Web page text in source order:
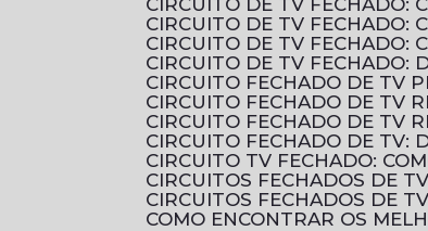
CIRCUITO DE TV FECHADO:
CIRCUITO DE TV FECHADO:
CIRCUITO DE TV FECHADO:
CIRCUITO DE TV FECHADO:
CIRCUITO FECHADO DE TV
CIRCUITO FECHADO DE TV
CIRCUITO FECHADO DE TV
CIRCUITO FECHADO DE TV:
CIRCUITO TV FECHADO:
CIRCUITOS FECHADOS DE
CIRCUITOS FECHADOS DE
COMO ENCONTRAR OS